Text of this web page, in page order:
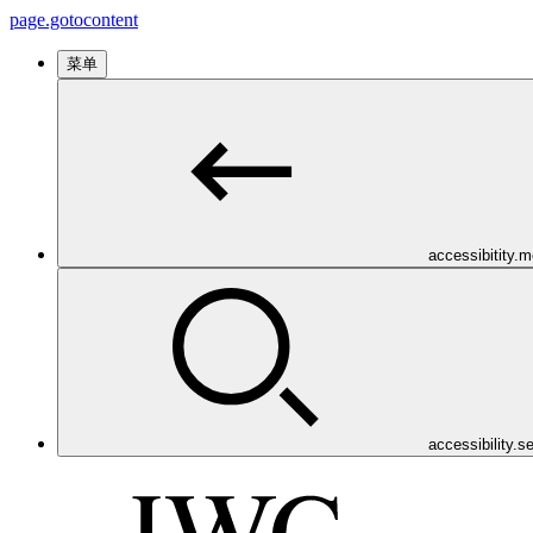
page.gotocontent
菜单